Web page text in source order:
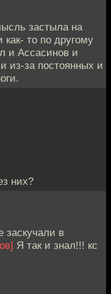
застыла на
то по другому
и Ассасинов и
из-за постоянных и
них?
заскучали в
Я так и знал!!! кс